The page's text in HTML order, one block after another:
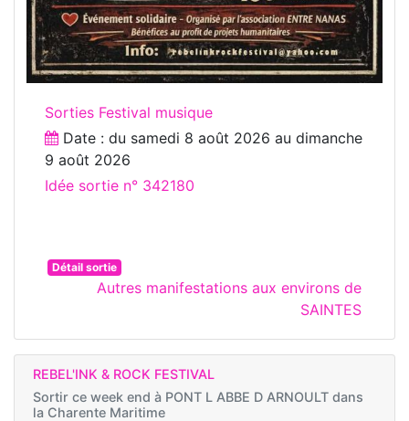
Sorties Festival musique
Date : du samedi 8 août 2026 au dimanche
9 août 2026
Idée sortie n° 342180
Détail sortie
Autres manifestations aux environs de
SAINTES
REBEL'INK & ROCK FESTIVAL
Sortir ce week end à PONT L ABBE D ARNOULT dans
la Charente Maritime